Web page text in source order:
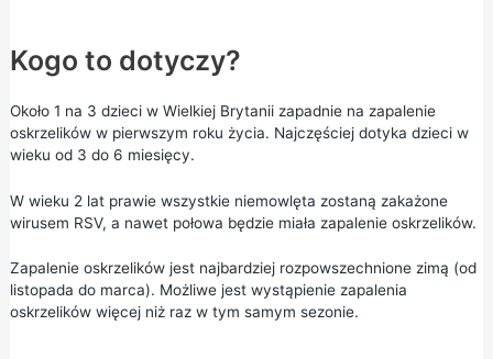
Kogo to dotyczy?
Około 1 na 3 dzieci w Wielkiej Brytanii zapadnie na zapalenie
oskrzelików w pierwszym roku życia. Najczęściej dotyka dzieci w
wieku od 3 do 6 miesięcy.
W wieku 2 lat prawie wszystkie niemowlęta zostaną zakażone
wirusem RSV, a nawet połowa będzie miała zapalenie oskrzelików.
Zapalenie oskrzelików jest najbardziej rozpowszechnione zimą (od
listopada do marca). Możliwe jest wystąpienie zapalenia
oskrzelików więcej niż raz w tym samym sezonie.